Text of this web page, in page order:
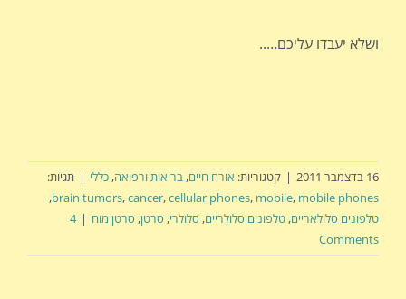
ושלא יעבדו עליכם…..
16 בדצמבר 2011 | קטגוריות: אורח חיים, בריאות ורפואה, כללי | תגיות:
brain tumors,cancer,cellular phones, mobile, mobile phones
,
טלפונים סלולאריים, טלפונים סלולריים, סלולרי, סרטן, סרטן מוח |
4
Comments